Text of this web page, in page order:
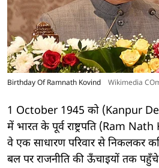
Birthday Of Ramnath Kovind Wikimedia
1 October 1945 को (Kanpur
में भारत के पूर्व राष्ट्रपति (Ram
वे एक साधारण परिवार से निकलकर
बल पर राजनीति की ऊँचाइयों तक